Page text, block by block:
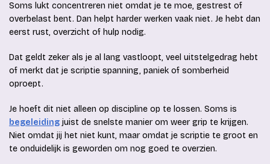
Soms lukt concentreren niet omdat je te moe, gestrest of
overbelast bent. Dan helpt harder werken vaak niet. Je hebt dan
eerst rust, overzicht of hulp nodig.
Dat geldt zeker als je al lang vastloopt, veel uitstelgedrag hebt
of merkt dat je scriptie spanning, paniek of somberheid
oproept.
Je hoeft dit niet alleen op discipline op te lossen. Soms is
begeleiding juist de snelste manier om weer grip te krijgen.
Niet omdat jij het niet kunt, maar omdat je scriptie te groot en
te onduidelijk is geworden om nog goed te overzien.